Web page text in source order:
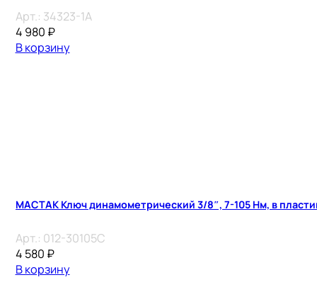
Арт.: 34323-1A
4 980 ₽
В корзину
МАСТАК Ключ динамометрический 3/8″, 7-105 Нм, в
Арт.: 012-30105C
4 580 ₽
В корзину